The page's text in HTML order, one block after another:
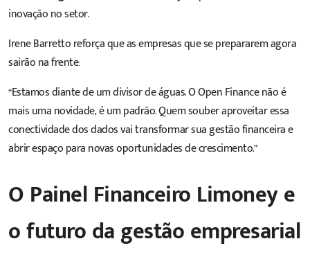
inovação no setor.
Irene Barretto reforça que as empresas que se prepararem agora
sairão na frente:
“Estamos diante de um divisor de águas. O Open Finance não é
mais uma novidade, é um padrão. Quem souber aproveitar essa
conectividade dos dados vai transformar sua gestão financeira e
abrir espaço para novas oportunidades de crescimento.”
O Painel Financeiro Limoney e
o futuro da gestão empresarial